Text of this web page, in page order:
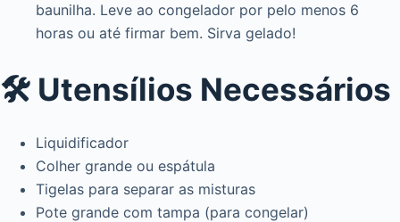
baunilha. Leve ao congelador por pelo menos 6
horas ou até firmar bem. Sirva gelado!
🛠️ Utensílios Necessários
Liquidificador
Colher grande ou espátula
Tigelas para separar as misturas
Pote grande com tampa (para congelar)